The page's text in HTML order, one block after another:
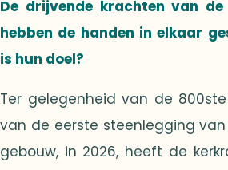
De drijvende krachten van
hebben de handen in elkaar
is hun doel?
Ter gelegenheid van de
van de eerste steenlegging
gebouw, in 2026, heeft de